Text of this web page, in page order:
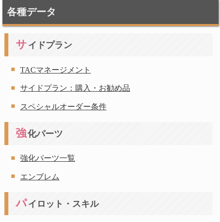
各種データ
サ イドプラン
TACマネージメント
サイドプラン：購入・お勧め品
スペシャルオーダー条件
強化パーツ
強化パーツ一覧
エンブレム
パイロット・スキル